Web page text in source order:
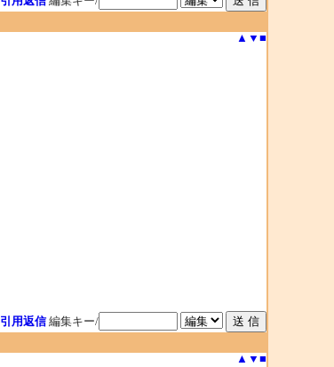
▲ ▼ ■
引用返信 編集キー/
▲ ▼ ■